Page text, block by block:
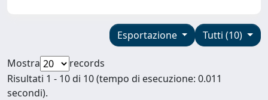
Tutti (10)
Esportazione
Mostra
records
Risultati 1 - 10 di 10 (tempo di esecuzione: 0.011
secondi).